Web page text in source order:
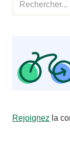
Rejoignez la